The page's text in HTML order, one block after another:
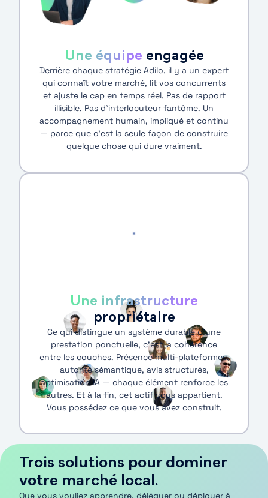
Une équipe engagée
Derrière chaque stratégie Adilo, il y a un expert
qui connaît votre marché, lit vos concurrents
et ajuste le cap en temps réel. Pas de rapport
illisible. Pas d’interlocuteur fantôme. Un
accompagnement humain, impliqué et continu
— parce que c’est la seule façon de construire
quelque chose qui dure vraiment.
Une infrastructure
propriétaire
Ce qui distingue un système durable d’une
prestation ponctuelle, c’est la cohérence
entre les couches. Présence multi-plateformes,
autorité sémantique, avis structurés,
optimisation IA — chaque élément renforce les
autres. Et à la fin, cet actif vous appartient.
Vous possédez ce que vous avez construit.
Trois solutions pour dominer
votre marché local.
Que vous vouliez apprendre, déléguer ou déployer à